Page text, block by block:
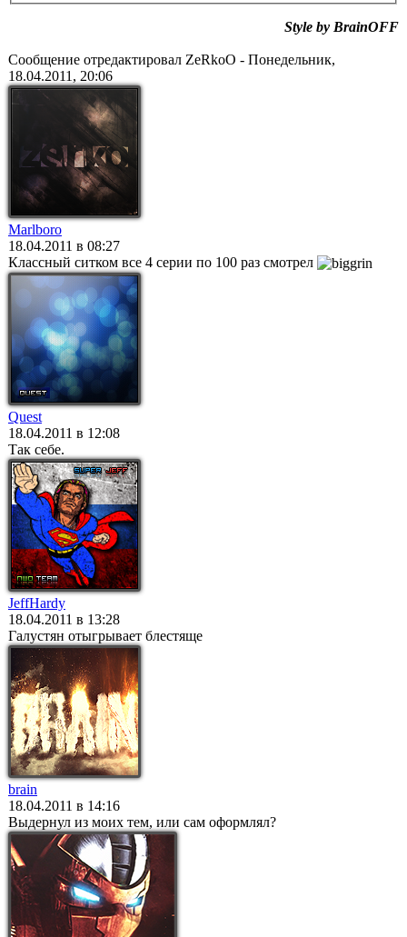
Style by BrainOFF
Сообщение отредактировал ZeRkoO - Понедельник,
18.04.2011, 20:06
Marlboro
18.04.2011 в 08:27
Классный ситком все 4 серии по 100 раз смотрел
Quest
18.04.2011 в 12:08
Так себе.
JeffHardy
18.04.2011 в 13:28
Галустян отыгрывает блестяще
brain
18.04.2011 в 14:16
Выдернул из моих тем, или сам оформлял?